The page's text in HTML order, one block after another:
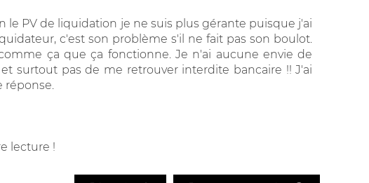
le PV de liquidation je ne suis plus gérante puisque j'ai
c'est son problème s'il ne fait pas son boulot.
ça que ça fonctionne. Je n'ai aucune envie de
surtout pas de me retrouver interdite bancaire !! J'ai
lecture !